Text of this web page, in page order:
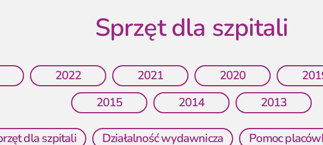
Sprzęt dla szpitali
2022 2021 2020
2015
2014 2013
dla szpitali Działalność wydawnicza
Pomoc